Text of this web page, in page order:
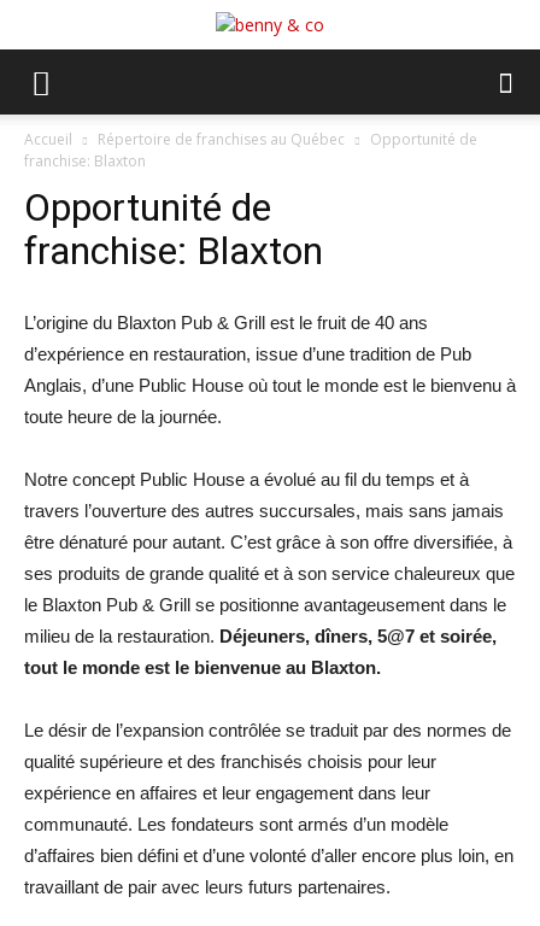
Accueil Répertoire de franchises au Québec
Opportunité de
franchise: Blaxton
Opportunité de
franchise: Blaxton
L’origine du Blaxton Pub & Grill est le fruit de 40 ans
d’expérience en restauration, issue d’une tradition de Pub
Anglais, d’une Public House où tout le monde est le bienvenu à
toute heure de la journée.
Notre concept Public House a évolué au fil du temps et à
travers l’ouverture des autres succursales, mais sans jamais
être dénaturé pour autant. C’est grâce à son offre diversifiée, à
ses produits de grande qualité et à son service chaleureux que
le Blaxton Pub & Grill se positionne avantageusement dans le
milieu de la restauration. Déjeuners, dîners, 5@7 et soirée,
tout le monde est le bienvenue au Blaxton.
Le désir de l’expansion contrôlée se traduit par des normes de
qualité supérieure et des franchisés choisis pour leur
expérience en affaires et leur engagement dans leur
communauté. Les fondateurs sont armés d’un modèle
d’affaires bien défini et d’une volonté d’aller encore plus loin, en
travaillant de pair avec leurs futurs partenaires.